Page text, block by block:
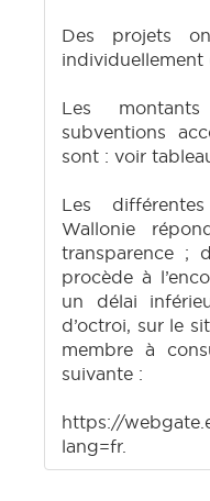
Des projets
individuellement
Les
subventions
sont : voir
Les
Wallonie
transparence ;
procède à
un délai
d’octroi, sur le
membre à
suivante :
https://
lang=fr.